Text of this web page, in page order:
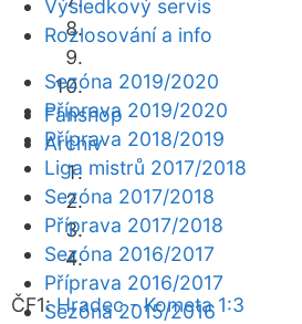
Fanshop
Archiv
ČF1:Hradec - Kometa 1:3
Výsledkový servis
Rozlosování a info
Sezóna 2019/2020
Příprava 2019/2020
Příprava 2018/2019
Liga mistrů 2017/2018
Sezóna 2017/2018
Příprava 2017/2018
Sezóna 2016/2017
Příprava 2016/2017
Sezóna 2015/2016